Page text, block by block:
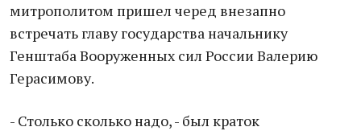
митрополитом пришел черед внезапно
встречать главу государства начальнику
Генштаба Вооруженных сил России Валерию
Герасимову.
- Столько сколько надо, - был краток